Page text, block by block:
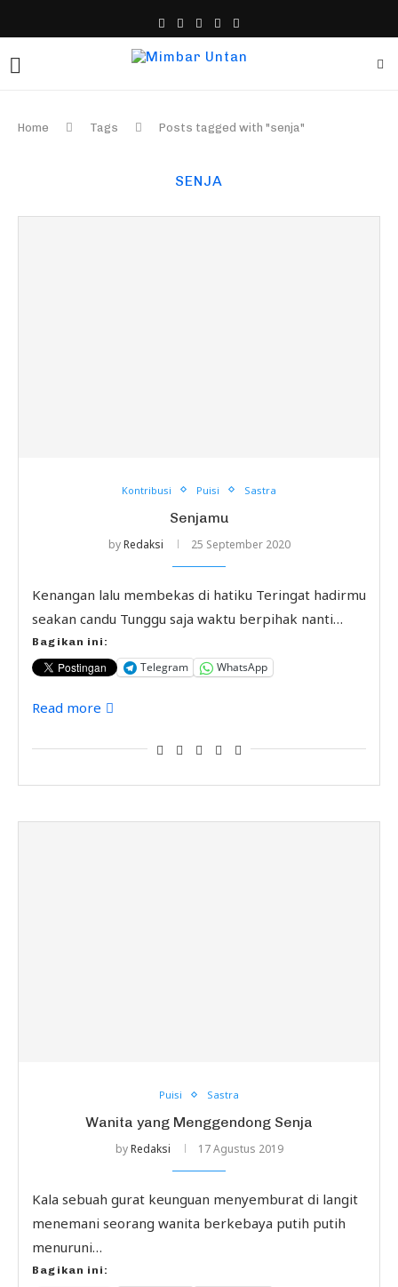
Home Tags Posts tagged with "senja"
SENJA
Kontribusi Puisi Sastra
Senjamu
byRedaksi 25 September 2020
Kenangan lalu membekas di hatiku Teringat hadirmu
seakan candu Tunggu saja waktu berpihak nanti…
Bagikan ini:
Telegram WhatsApp
Read more
Puisi Sastra
Wanita yang Menggendong Senja
byRedaksi 17 Agustus 2019
Kala sebuah gurat keunguan menyemburat di langit
menemani seorang wanita berkebaya putih putih
menuruni…
Bagikan ini: